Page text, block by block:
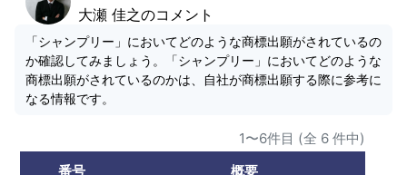
大瀬 佳之のコメント
「シャンプリー」においてどのような商標出願がされているの
か確認してみましょう。「シャンプリー」においてどのような
商標出願がされているのかは、自社が商標出願する際に参考に
なる情報です。
1〜6件目 (全 6 件中)
番号
概要